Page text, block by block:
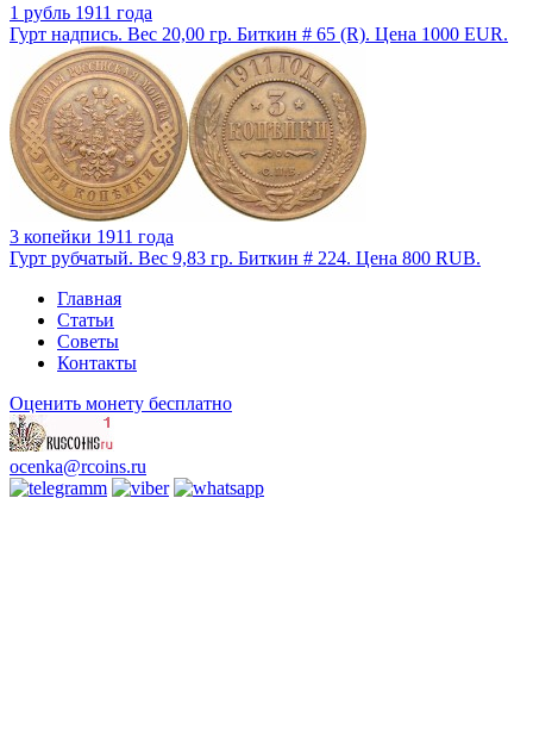
1 рубль 1911 года
Гурт надпись. Вес 20,00 гр. Биткин # 65 (R). Цена 1000 EUR.
3 копейки 1911 года
Гурт рубчатый. Вес 9,83 гр. Биткин # 224. Цена 800 RUB.
Главная
Статьи
Советы
Контакты
Оценить монету бесплатно
ocenka@rcoins.ru